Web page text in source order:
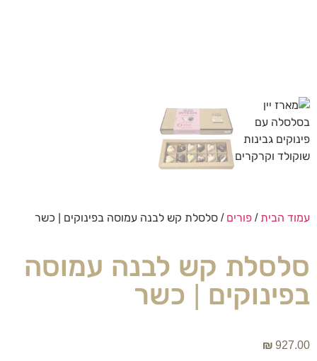
עמוד הבית / פורים / סלסלת קש לבנה עמוסה בפינוקים | כשר
סלסלת קש לבנה עמוסה
בפינוקים | כשר
₪ 927.00